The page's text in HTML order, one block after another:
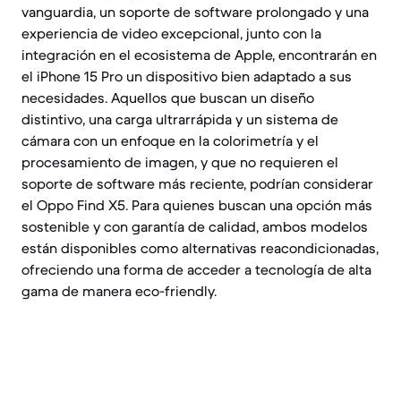
vanguardia, un soporte de software prolongado y una
experiencia de video excepcional, junto con la
integración en el ecosistema de Apple, encontrarán en
el iPhone 15 Pro un dispositivo bien adaptado a sus
necesidades. Aquellos que buscan un diseño
distintivo, una carga ultrarrápida y un sistema de
cámara con un enfoque en la colorimetría y el
procesamiento de imagen, y que no requieren el
soporte de software más reciente, podrían considerar
el Oppo Find X5. Para quienes buscan una opción más
sostenible y con garantía de calidad, ambos modelos
están disponibles como alternativas reacondicionadas,
ofreciendo una forma de acceder a tecnología de alta
gama de manera eco-friendly.